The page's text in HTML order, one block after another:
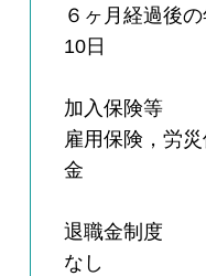
６ヶ月経過後
10日
加入保険等
雇用保険，労
金
退職金制度
なし